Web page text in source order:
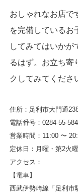
おしゃれなお店で
を完備しているお
してみてはいかが
るはず。お立ち寄
クしてみてくださ
住所：足利市大門通
電話番号：0284-55-
営業時間：11:00 〜
定休日：月曜・第2火曜
アクセス：
【電車】
西武伊勢崎線「足利市